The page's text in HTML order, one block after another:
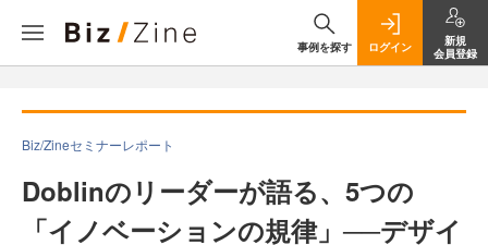
事例を探す ログイン
新規
会員登録
Biz/Zineセミナーレポート
Doblinのリーダーが語る、5つの
「イノベーションの規律」──デザイ